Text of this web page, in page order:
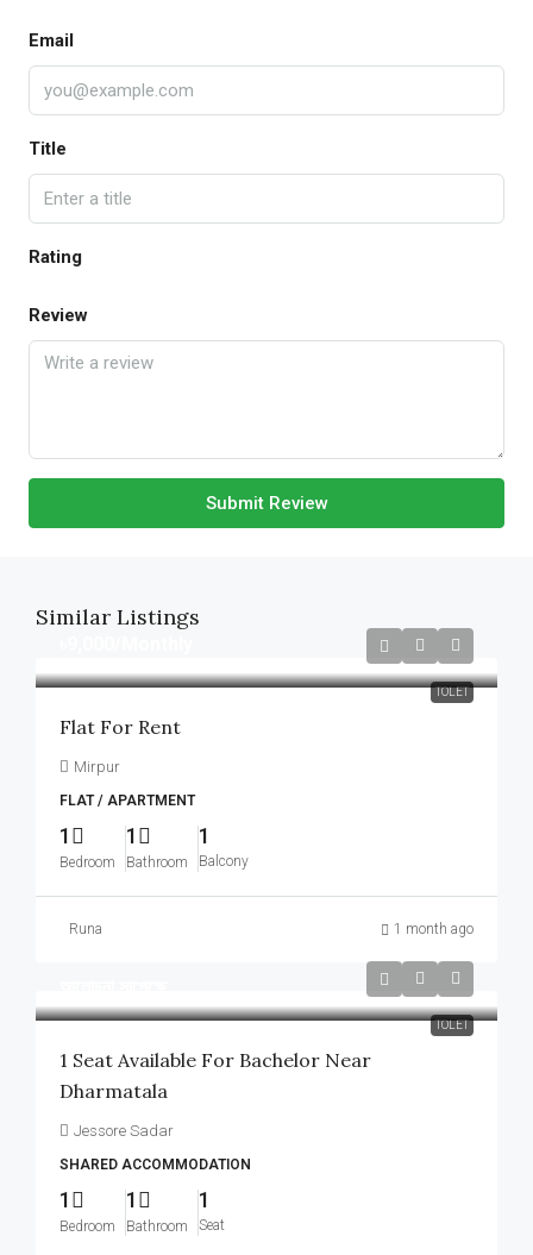
Email
Title
Rating
Review
Submit Review
Similar Listings
TOLET
Flat For Rent
Mirpur
FLAT / APARTMENT
1
Bedroom
1
Bathroom
1
Balcony
Runa 1 month ago
TOLET
1 Seat Available For Bachelor Near
Dharmatala
Jessore Sadar
SHARED ACCOMMODATION
1
Bedroom
1
Bathroom
1
Seat